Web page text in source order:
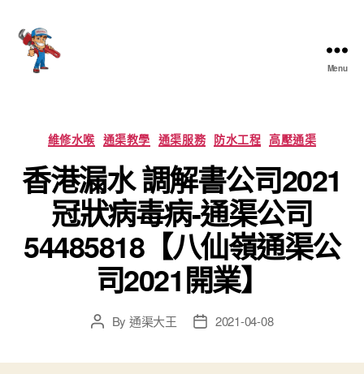
王
Menu
Categories
維修水喉 通渠教學 通渠服務 防水工程 高壓通渠
香港漏水 調解書公司2021
冠狀病毒病-通渠公司
54485818【八仙嶺通渠公
司2021開業】
PostBy 通渠大王
Post2021-04-08